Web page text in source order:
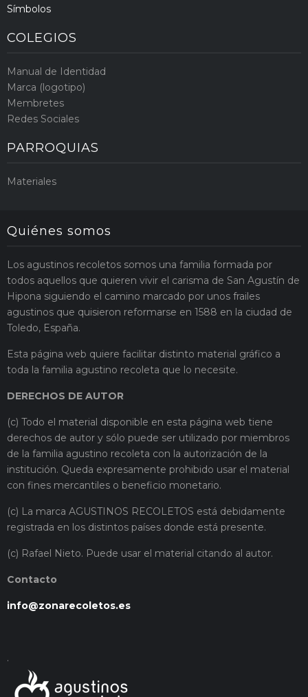
Símbolos
COLEGIOS
Manual de Identidad
Marca (logotipo)
Membretes
Redes Sociales
PARROQUIAS
Materiales
Quiénes somos
Los agustinos recoletos somos una familia formada por
todos aquellos que quieren vivir el carisma de San Agustín de
Hipona siguiendo el camino marcado por unos frailes
agustinos que quisieron reformarse en 1588 en la ciudad de
Toledo, España.
Esta página web quiere facilitar distinto material gráfico a
toda la familia agustino recoleta que lo necesite.
DERECHOS DE AUTOR
(c) Todo el material disponible en esta página web tiene
derechos de autor y sólo puede ser utilizado por miembros
de la familia agustino recoleta con la autorización de la
institución. Queda expresamente prohibido usar el material
con fines mercantiles o beneficio monetario.
(c) La marca AGUSTINOS RECOLETOS está debidamente
registrada en los distintos países donde está presente.
(c) Rafael Nieto. Puede usar el material citando al autor.
Contacto
info@zonarecoletos.es
.